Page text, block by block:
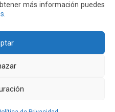
más información puedes